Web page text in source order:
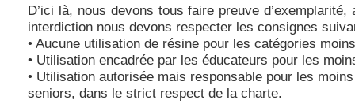
D’ici là, nous devons tous faire preuve d’exemplarité,
interdiction nous devons respecter les consignes
• Aucune utilisation de résine pour les catégories
• Utilisation encadrée par les éducateurs pour les
• Utilisation autorisée mais responsable pour les
seniors, dans le strict respect de la charte.